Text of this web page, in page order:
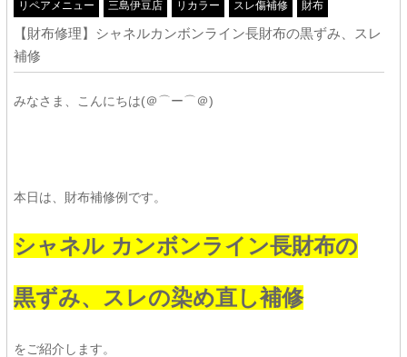
リペアメニュー 三島伊豆店 リカラー スレ傷補修 財布
【財布修理】シャネルカンボンライン長財布の黒ずみ、スレ
補修
みなさま、こんにちは(＠⌒ー⌒＠)
本日は、財布補修例です。
シャネル カンボンライン長財布の
黒ずみ、スレの染め直し補修
をご紹介します。